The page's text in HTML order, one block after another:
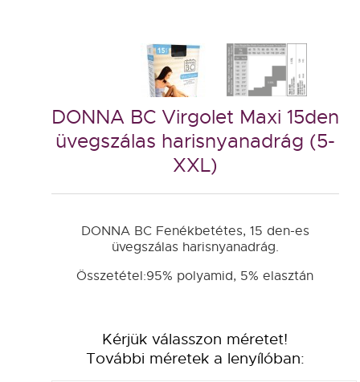
DONNA BC Virgolet Maxi 15den
üvegszálas harisnyanadrág (5-
XXL)
DONNA BC Fenékbetétes, 15 den-es
üvegszálas harisnyanadrág.
Összetétel:95% polyamid, 5% elasztán
Kérjük válasszon méretet!
További méretek a lenyílóban: